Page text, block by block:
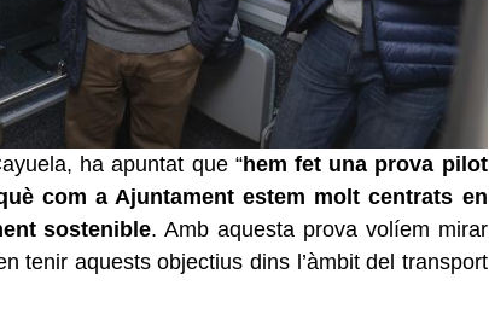
ha apuntat que “hem fet una prova pilot
com a Ajuntament estem molt centrats en
sostenible. Amb aquesta prova volíem mirar
tenir aquests objectius dins l’àmbit del transport